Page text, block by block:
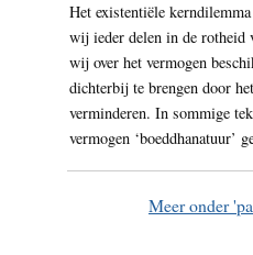
Het existentiële
wij ieder delen in de rotheid
wij over het vermogen
dichterbij te brengen door
verminderen. In sommige
vermogen ‘boeddhanatuur’
Meer onder